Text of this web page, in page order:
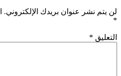
لن يتم نشر عنوان بريدك الإلكتروني.
*
التعليق *